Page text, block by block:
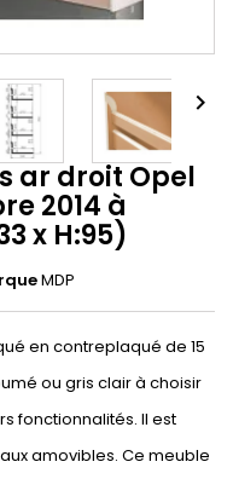

ar droit Opel
2014 à
x H:95)
MDP
en contreplaqué de 15
ou gris clair à choisir
fonctionnalités. Il est
amovibles. Ce meuble